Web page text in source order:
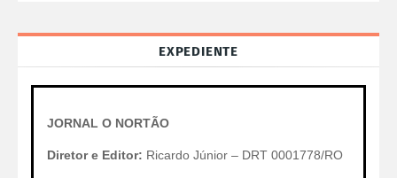
EXPEDIENTE
JORNAL O NORTÃO
Diretor e Editor: Ricardo Júnior – DRT 0001778/RO